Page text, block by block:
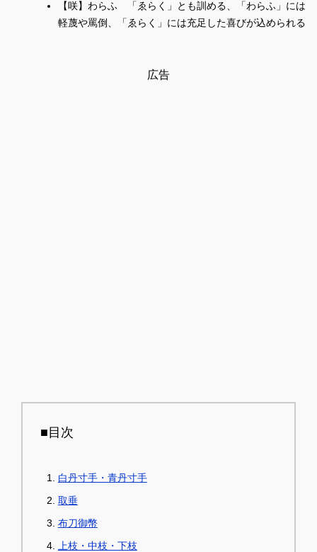
【咲】わらふ 「ゑらく」とも訓める、「わらふ」には
軽蔑や罵倒、「ゑらく」には充足した喜びが込められる
広告
■目次
白丹寸手・青丹寸手
取垂
布刀御幣
上枝・中枝・下枝